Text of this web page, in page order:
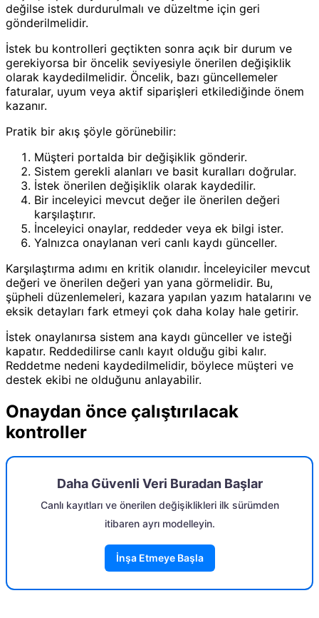
değilse istek durdurulmalı ve düzeltme için geri
gönderilmelidir.
İstek bu kontrolleri geçtikten sonra açık bir durum ve
gerekiyorsa bir öncelik seviyesiyle önerilen değişiklik
olarak kaydedilmelidir. Öncelik, bazı güncellemeler
faturalar, uyum veya aktif siparişleri etkilediğinde önem
kazanır.
Pratik bir akış şöyle görünebilir:
Müşteri portalda bir değişiklik gönderir.
Sistem gerekli alanları ve basit kuralları doğrular.
İstek önerilen değişiklik olarak kaydedilir.
Bir inceleyici mevcut değer ile önerilen değeri
karşılaştırır.
İnceleyici onaylar, reddeder veya ek bilgi ister.
Yalnızca onaylanan veri canlı kaydı günceller.
Karşılaştırma adımı en kritik olanıdır. İnceleyiciler mevcut
değeri ve önerilen değeri yan yana görmelidir. Bu,
şüpheli düzenlemeleri, kazara yapılan yazım hatalarını ve
eksik detayları fark etmeyi çok daha kolay hale getirir.
İstek onaylanırsa sistem ana kaydı günceller ve isteği
kapatır. Reddedilirse canlı kayıt olduğu gibi kalır.
Reddetme nedeni kaydedilmelidir, böylece müşteri ve
destek ekibi ne olduğunu anlayabilir.
Onaydan önce çalıştırılacak
kontroller
Daha Güvenli Veri Buradan Başlar
Canlı kayıtları ve önerilen değişiklikleri ilk sürümden
itibaren ayrı modelleyin.
İnşa Etmeye Başla